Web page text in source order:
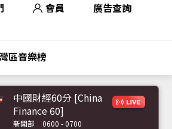
會員 廣告查詢
區音樂榜
中國財經60分 [China
Finance 60]
新聞部 0600 - 0700